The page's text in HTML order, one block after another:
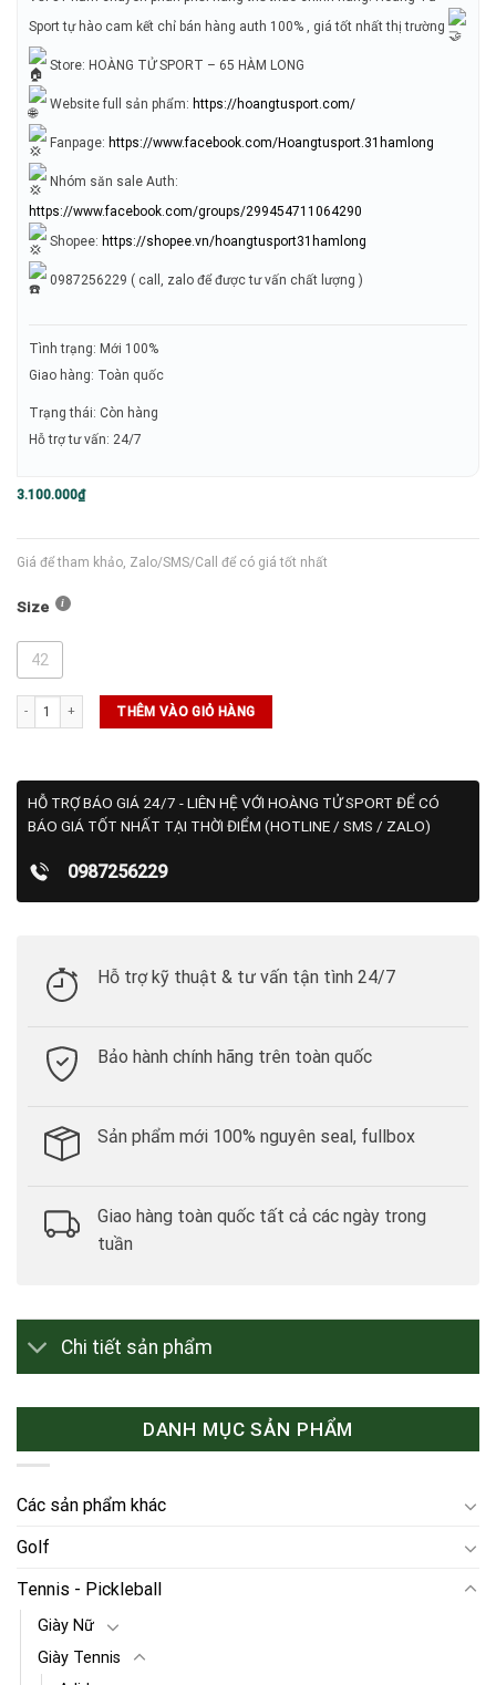
Sport tự hào cam kết chỉ bán hàng auth 100% , giá tốt nhất thị trường
Store: HOÀNG TỬ SPORT – 65 HÀM LONG
Website full sản phẩm: https://hoangtusport.com/
Fanpage: https://www.facebook.com/Hoangtusport.31hamlong
Nhóm săn sale Auth:
https://www.facebook.com/groups/299454711064290
Shopee: https://shopee.vn/hoangtusport31hamlong
0987256229 ( call, zalo để được tư vấn chất lượng )
Tình trạng: Mới 100%
Giao hàng: Toàn quốc
Trạng thái: Còn hàng
Hỗ trợ tư vấn: 24/7
3.100.000₫
Giá để tham khảo, Zalo/SMS/Call để có giá tốt nhất
Size
42
Giày NikeCourt GP Challenge 1 Premium (FB3147-102) số lượng
THÊM VÀO GIỎ HÀNG
HỖ TRỢ BÁO GIÁ 24/7 - LIÊN HỆ VỚI HOÀNG TỬ SPORT ĐỂ CÓ
BÁO GIÁ TỐT NHẤT TẠI THỜI ĐIỂM (HOTLINE / SMS / ZALO)
0987256229
Hỗ trợ kỹ thuật & tư vấn tận tình 24/7
Bảo hành chính hãng trên toàn quốc
Sản phẩm mới 100% nguyên seal, fullbox
Giao hàng toàn quốc tất cả các ngày trong
tuần
Chi tiết sản phẩm
DANH MỤC SẢN PHẨM
Các sản phẩm khác
Golf
Tennis - Pickleball
Giày Nữ
Giày Tennis